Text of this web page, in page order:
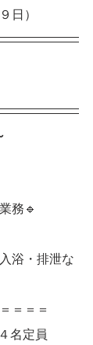
日）
務🔹
浴・排泄な
＝＝＝
名定員